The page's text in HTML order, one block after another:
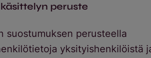
peruste
suostumuksen perusteella
yksityishenkilöistä